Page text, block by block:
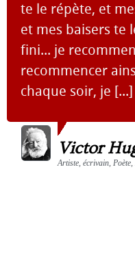
te le répète, et
et mes baisers te
fini... je
recommencer
chaque soir, je [...]
Victor
Artiste, écrivain,